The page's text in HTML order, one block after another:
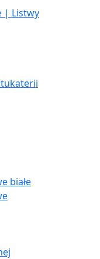
| Listwy
białe